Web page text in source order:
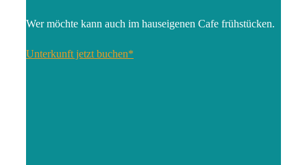
Wer möchte kann auch im hauseigenen Cafe frühstücken.
Unterkunft jetzt buchen*